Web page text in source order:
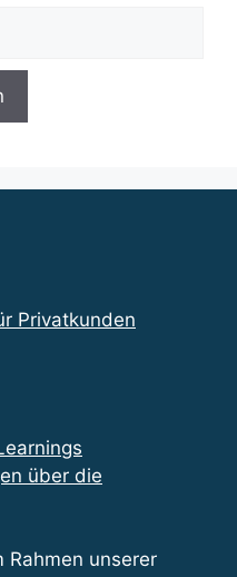
Privatkunden
über die
Rahmen unserer